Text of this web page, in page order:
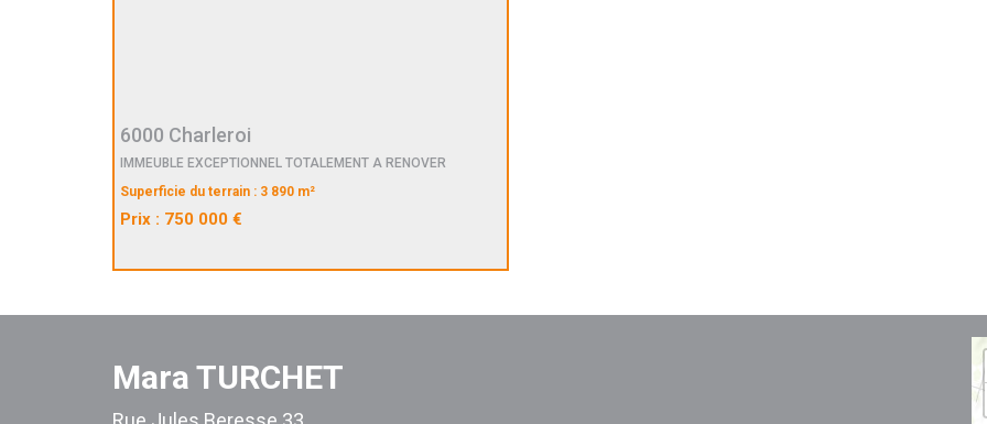
6000 Charleroi
IMMEUBLE EXCEPTIONNEL TOTALEMENT A RENOVER
Superficie du terrain : 3 890 m²
Prix : 750 000 €
Mara TURCHET